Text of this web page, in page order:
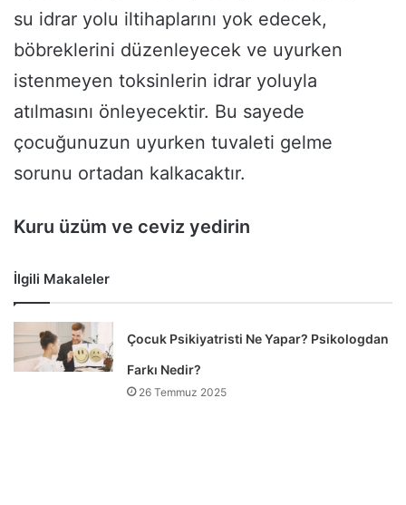
su idrar yolu iltihaplarını yok edecek,
böbreklerini düzenleyecek ve uyurken
istenmeyen toksinlerin idrar yoluyla
atılmasını önleyecektir. Bu sayede
çocuğunuzun uyurken tuvaleti gelme
sorunu ortadan kalkacaktır.
Kuru üzüm ve ceviz yedirin
İlgili Makaleler
Çocuk Psikiyatristi Ne Yapar? Psikologdan
Farkı Nedir?
26 Temmuz 2025